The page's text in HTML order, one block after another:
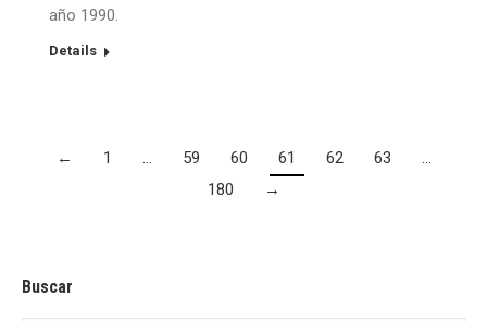
año 1990.
Details
← 1 … 59 60 61 62 63
…
180
→
Buscar